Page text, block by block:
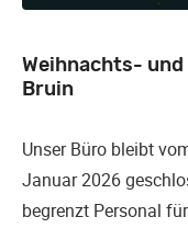
Weihnachts-
Bruin
Unser Büro bleibt
Januar 2026
begrenzt Personal